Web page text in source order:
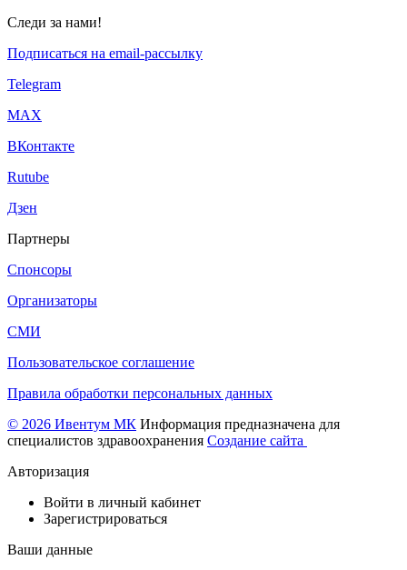
Следи за нами!
Подписаться на email-рассылку
Telegram
МАХ
ВКонтакте
Rutube
Дзен
Партнеры
Спонсоры
Организаторы
СМИ
Пользовательское соглашение
Правила обработки персональных данных
© 2026 Ивентум МК Информация предназначена для
специалистов здравоохранения Создание сайта
Авторизация
Войти в личный кабинет
Зарегистрироваться
Ваши данные